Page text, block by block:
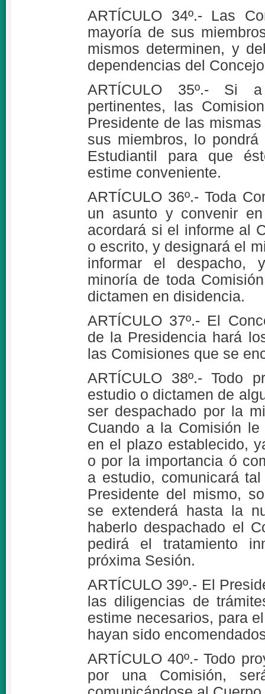
ARTÍCULO 34º.- Las
mayoría de sus
mismos determinen, y
dependencias del
ARTÍCULO 35º.- Si
pertinentes, las
Presidente de las
sus miembros, lo
Estudiantil para que
estime conveniente.
ARTÍCULO 36º.- Toda
un asunto y convenir
acordará si el informe al
o escrito, y designará el
informar el despacho,
minoría de toda
dictamen en disidencia.
ARTÍCULO 37º.- El
de la Presidencia hará
las Comisiones que se
ARTÍCULO 38º.- Todo
estudio o dictamen de
ser despachado por la
Cuando a la Comisión
en el plazo establecido,
o por la importancia ó
a estudio, comunicará
Presidente del mismo,
se extenderá hasta la
haberlo despachado el
pedirá el tratamiento
próxima Sesión.
ARTÍCULO 39º.- El
las diligencias de
estime necesarios, para
hayan sido
ARTÍCULO 40º.- Todo
por una Comisión,